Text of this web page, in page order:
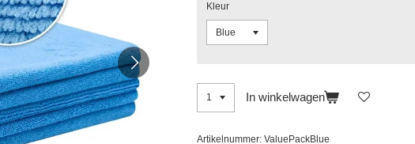
Kleur
In winkelwagen
Artikelnummer: ValuePackBlue